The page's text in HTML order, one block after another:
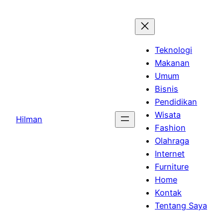
Hilman
Teknologi
Makanan
Umum
Bisnis
Pendidikan
Wisata
Fashion
Olahraga
Internet
Furniture
Home
Kontak
Tentang Saya